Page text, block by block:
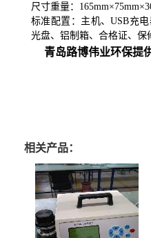
尺寸重量： 165mm×75mm×
标准配置：主机、USB充
光盘、铝制箱、合格证、保
青岛路博伟业环保提
相关产品：